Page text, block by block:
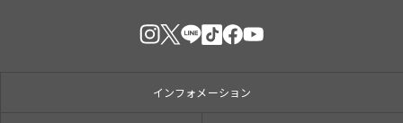
インフォメーション